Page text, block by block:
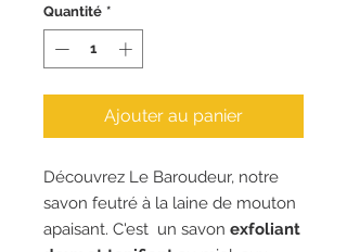
Quantité *
Ajouter au panier
Découvrez Le Baroudeur, notre
savon feutré à la laine de mouton
apaisant. C'est un savon exfoliant